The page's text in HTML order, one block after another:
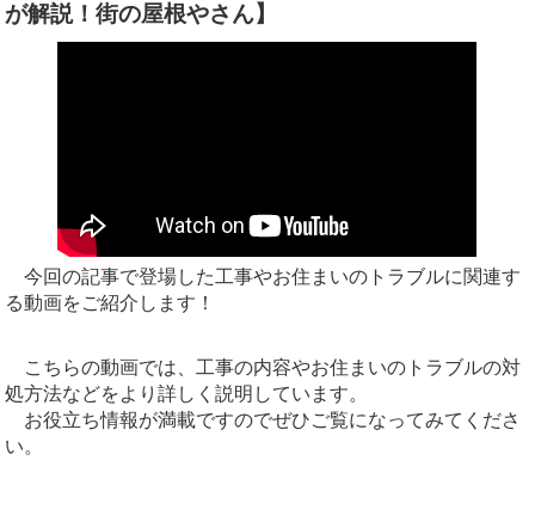
が解説！街の屋根やさん】
今回の記事で登場した工事やお住まいのトラブルに関連す
る動画をご紹介します！
こちらの動画では、工事の内容やお住まいのトラブルの対
処方法などをより詳しく説明しています。
お役立ち情報が満載ですのでぜひご覧になってみてくださ
い。